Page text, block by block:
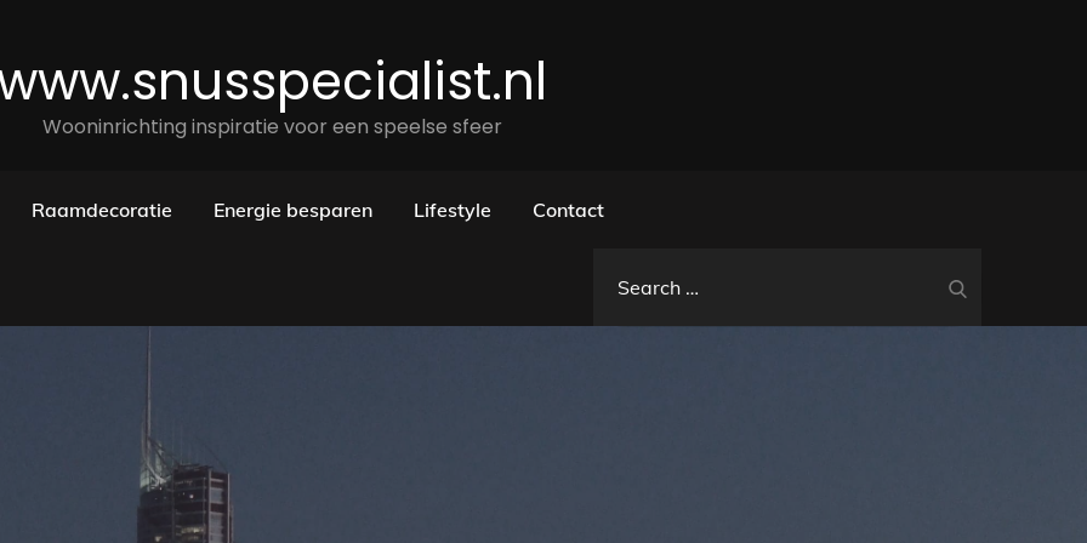
Wooninrichting inspiratie voor een speelse sfeer
Raamdecoratie Energie besparen Lifestyle Contact
for: